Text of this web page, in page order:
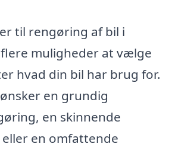
til rengøring af bil i
muligheder at vælge
hvad din bil har brug for.
en grundig
en skinnende
en omfattende